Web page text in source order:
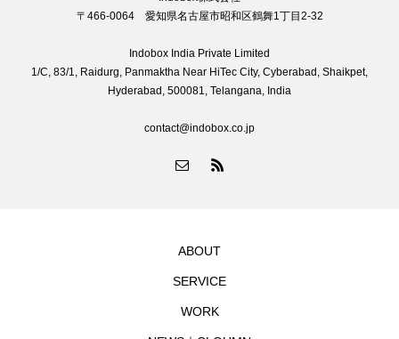
〒466-0064 愛知県名古屋市昭和区鶴舞1丁目2-32
Indobox India Private Limited
1/C, 83/1, Raidurg, Panmaktha Near HiTec City, Cyberabad, Shaikpet,
Hyderabad, 500081, Telangana, India
contact@indobox.co.jp
ABOUT
SERVICE
WORK